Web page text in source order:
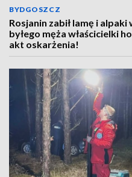
BYDGOSZCZ
Rosjanin zabił lamę i
byłego męża właścicielki
akt oskarżenia!